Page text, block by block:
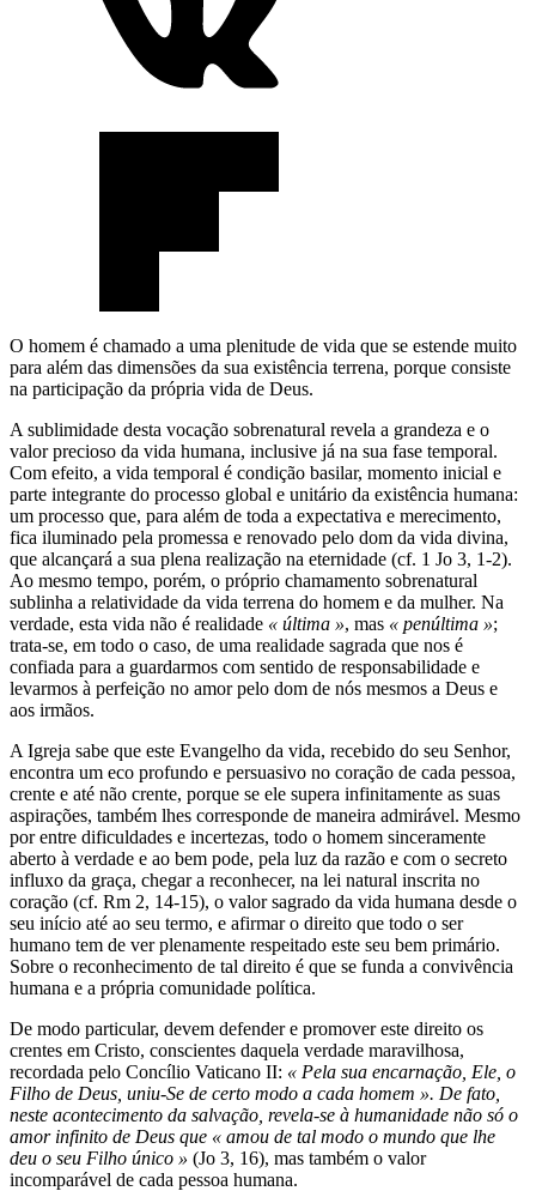
O homem é chamado a uma plenitude de vida que se estende muito
para além das dimensões da sua existência terrena, porque consiste
na participação da própria vida de Deus.
A sublimidade desta vocação sobrenatural revela a grandeza e o
valor precioso da vida humana, inclusive já na sua fase temporal.
Com efeito, a vida temporal é condição basilar, momento inicial e
parte integrante do processo global e unitário da existência humana:
um processo que, para além de toda a expectativa e merecimento,
fica iluminado pela promessa e renovado pelo dom da vida divina,
que alcançará a sua plena realização na eternidade (cf. 1 Jo 3, 1-2).
Ao mesmo tempo, porém, o próprio chamamento sobrenatural
sublinha a relatividade da vida terrena do homem e da mulher. Na
verdade, esta vida não é realidade « última », mas « penúltima »;
trata-se, em todo o caso, de uma realidade sagrada que nos é
confiada para a guardarmos com sentido de responsabilidade e
levarmos à perfeição no amor pelo dom de nós mesmos a Deus e
aos irmãos.
A Igreja sabe que este Evangelho da vida, recebido do seu Senhor,
encontra um eco profundo e persuasivo no coração de cada pessoa,
crente e até não crente, porque se ele supera infinitamente as suas
aspirações, também lhes corresponde de maneira admirável. Mesmo
por entre dificuldades e incertezas, todo o homem sinceramente
aberto à verdade e ao bem pode, pela luz da razão e com o secreto
influxo da graça, chegar a reconhecer, na lei natural inscrita no
coração (cf. Rm 2, 14-15), o valor sagrado da vida humana desde o
seu início até ao seu termo, e afirmar o direito que todo o ser
humano tem de ver plenamente respeitado este seu bem primário.
Sobre o reconhecimento de tal direito é que se funda a convivência
humana e a própria comunidade política.
De modo particular, devem defender e promover este direito os
crentes em Cristo, conscientes daquela verdade maravilhosa,
recordada pelo Concílio Vaticano II: « Pela sua encarnação, Ele, o
Filho de Deus, uniu-Se de certo modo a cada homem ». De fato,
neste acontecimento da salvação, revela-se à humanidade não só o
amor infinito de Deus que « amou de tal modo o mundo que lhe
deu o seu Filho único » (Jo 3, 16), mas também o valor
incomparável de cada pessoa humana.